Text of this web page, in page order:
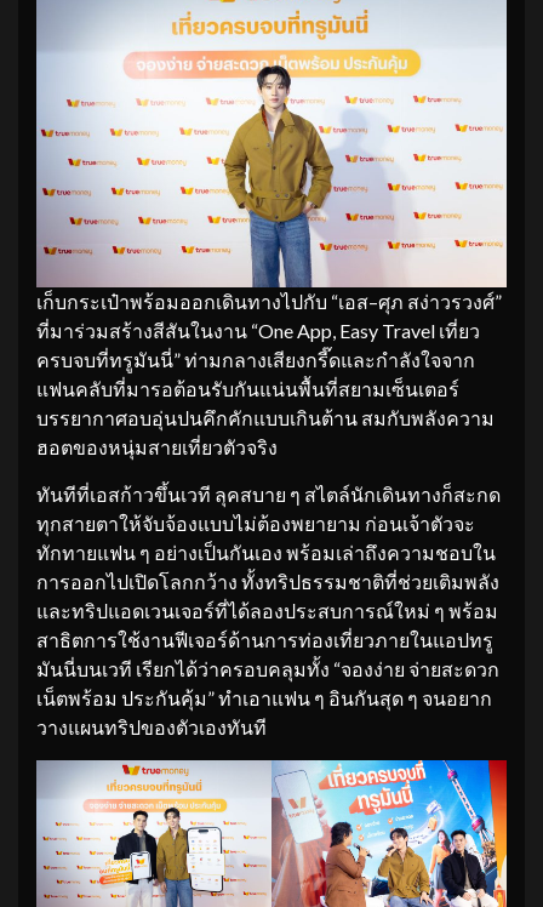
เก็บกระเป๋าพร้อมออกเดินทางไปกับ “เอส–ศุภ สง่าวรวงศ์”
ที่มาร่วมสร้างสีสันในงาน “One App, Easy Travel เที่ยว
ครบจบที่ทรูมันนี่” ท่ามกลางเสียงกรี๊ดและกำลังใจจาก
แฟนคลับที่มารอต้อนรับกันแน่นพื้นที่สยามเซ็นเตอร์
บรรยากาศอบอุ่นปนคึกคักแบบเกินต้าน สมกับพลังความ
ฮอตของหนุ่มสายเที่ยวตัวจริง
ทันทีที่เอสก้าวขึ้นเวที ลุคสบาย ๆ สไตล์นักเดินทางก็สะกด
ทุกสายตาให้จับจ้องแบบไม่ต้องพยายาม ก่อนเจ้าตัวจะ
ทักทายแฟน ๆ อย่างเป็นกันเอง พร้อมเล่าถึงความชอบใน
การออกไปเปิดโลกกว้าง ทั้งทริปธรรมชาติที่ช่วยเติมพลัง
และทริปแอดเวนเจอร์ที่ได้ลองประสบการณ์ใหม่ ๆ พร้อม
สาธิตการใช้งานฟีเจอร์ด้านการท่องเที่ยวภายในแอปทรู
มันนี่บนเวที เรียกได้ว่าครอบคลุมทั้ง “จองง่าย จ่ายสะดวก
เน็ตพร้อม ประกันคุ้ม” ทำเอาแฟน ๆ อินกันสุด ๆ จนอยาก
วางแผนทริปของตัวเองทันที